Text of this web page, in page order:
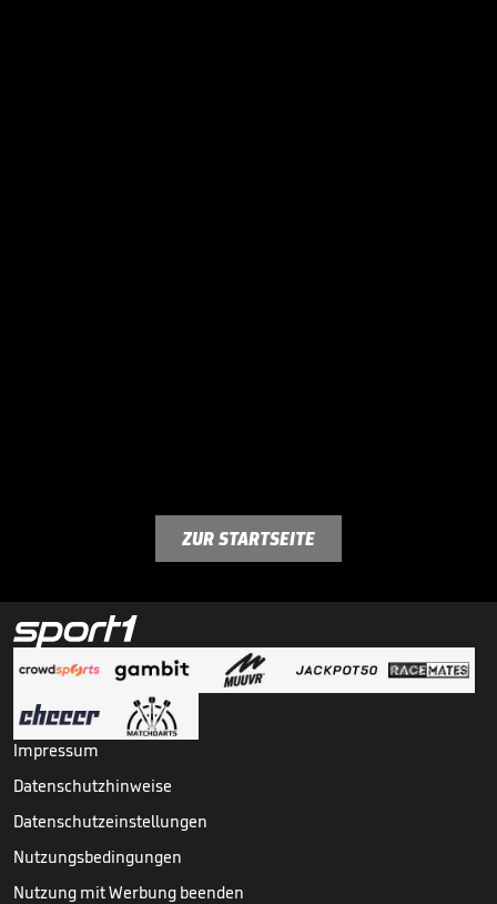
ZUR STARTSEITE
Impressum
Datenschutzhinweise
Datenschutzeinstellungen
Nutzungsbedingungen
Nutzung mit Werbung beenden